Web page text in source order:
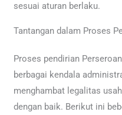
sesuai aturan berlaku.
Tantangan dalam Proses
Proses pendirian
berbagai kendala
menghambat legalitas
dengan baik. Berikut ini